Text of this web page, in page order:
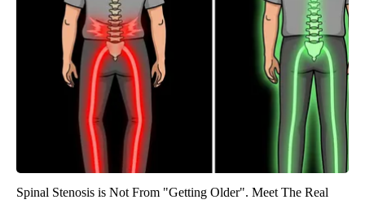
Spinal Stenosis is Not From "Getting Older". Meet The Real